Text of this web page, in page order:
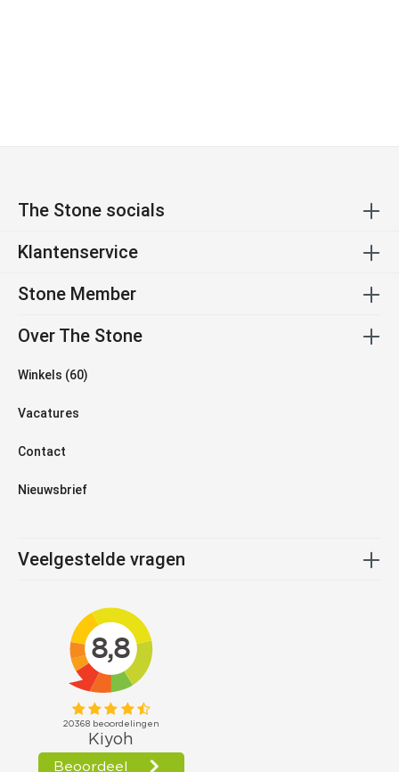
The Stone socials
Klantenservice
Stone Member
Over The Stone
Winkels (60)
Vacatures
Contact
Nieuwsbrief
Veelgestelde vragen